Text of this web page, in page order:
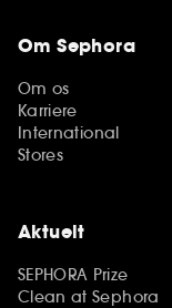
Om Sephora
Om os
Karriere
International
Stores
Aktuelt
SEPHORA Prize
Clean at Sephora